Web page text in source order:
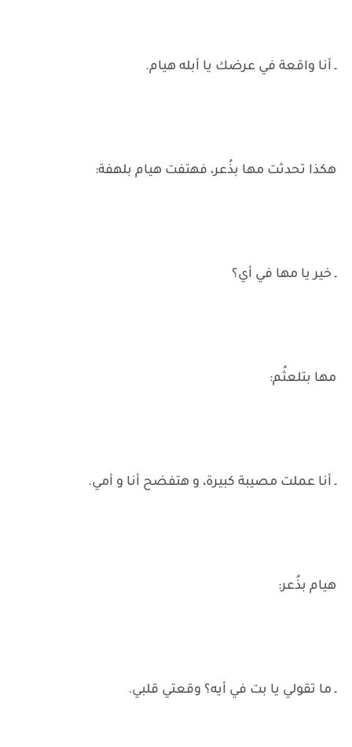
ـ أنا واقعة في عرضك يا أبله هيام.
هكذا تحدثت مها بذُعر، فهتفت هيام بلهفة:
ـ خير يا مها في أي؟
مها بتلعثُم:
ـ أنا عملت مصيبة كبيرة، و هتفضح أنا و أمي.
هيام بذُعر:
ـ ما تقولي يا بت في أيه؟ وقعتي قلبي.